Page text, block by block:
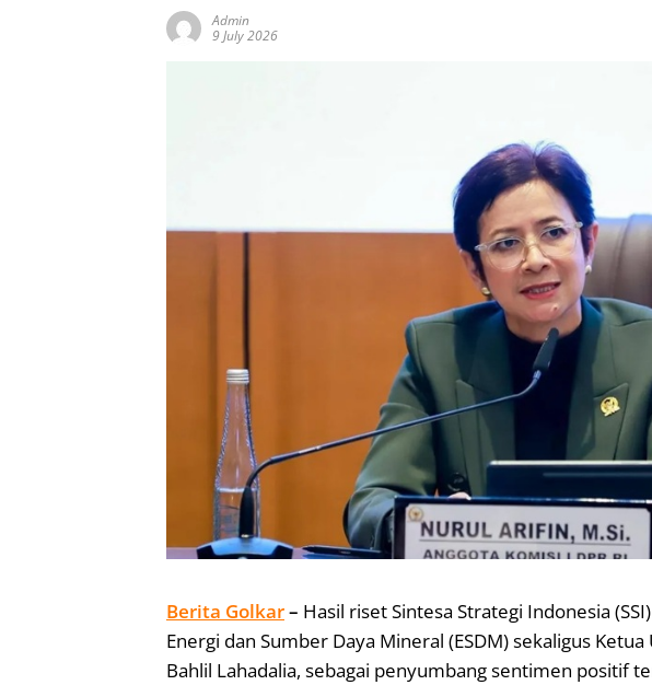
Admin
9 July 2026
Berita Golkar– Hasil riset Sintesa Strategi Indonesia
Energi dan Sumber Daya Mineral (ESDM) sekaligus
Bahlil Lahadalia, sebagai penyumbang sentimen positif